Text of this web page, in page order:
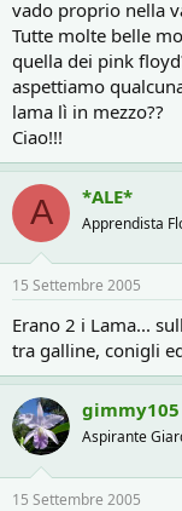
vado proprio nella
Tutte molte belle
quella dei pink
aspettiamo
lama lì in mezzo??
Ciao!!!
A *ALE*
Apprendista
15 Settembre 2005
Erano 2 i Lama...
tra galline, conigli
gimmy105
Aspirante
15 Settembre 2005